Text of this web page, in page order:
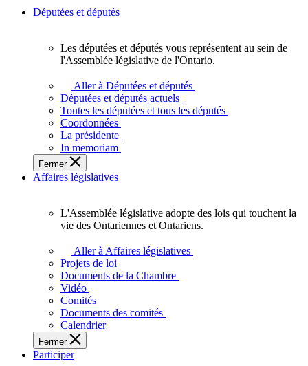
Députées et députés
députés
vous
représentent
sein
de
l'Assemblée
législative
l'Ontario.
Les députées et députés vous représentent au sein de
l'Assemblée législative de l'Ontario.
Aller à Députées et députés
Députées et députés actuels
Toutes les députées et tous les députés
Coordonnées
La présidente
In memoriam
Fermer
Affaires législatives
L'Assemblée
adopte
touchent
des
Ontariennes
et
L'Assemblée législative adopte des lois qui touchent la
vie des Ontariennes et Ontariens.
Aller à Affaires législatives
Projets de loi
Documents de la Chambre
Vidéo
Comités
Documents des comités
Calendrier
Fermer
Participer